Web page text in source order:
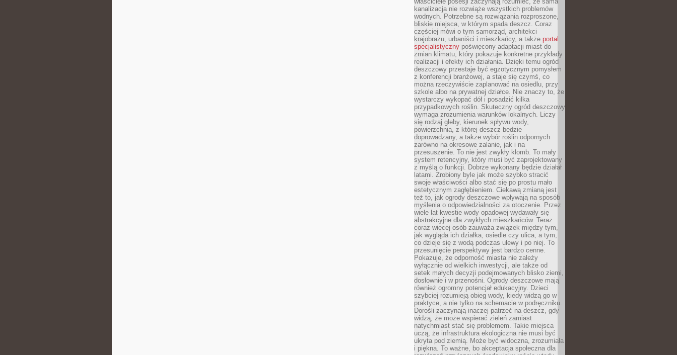
kanalizacja nie rozwiąże wszystkich problemów
wodnych. Potrzebne są rozwiązania rozproszone,
bliskie miejsca, w którym spada deszcz. Coraz
częściej mówi o tym samorząd, architekci
krajobrazu, urbaniści i mieszkańcy, a także portal
specjalistyczny poświęcony adaptacji miast do
zmian klimatu, który pokazuje konkretne przykłady
realizacji i efekty ich działania. Dzięki temu ogród
deszczowy przestaje być egzotycznym pomysłem
z konferencji branżowej, a staje się czymś, co
można rzeczywiście zaplanować na osiedlu, przy
szkole albo na prywatnej działce. Nie znaczy to, że
wystarczy wykopać dół i posadzić kilka
przypadkowych roślin. Skuteczny ogród deszczowy
wymaga zrozumienia warunków lokalnych. Liczy
się rodzaj gleby, kierunek spływu wody,
powierzchnia, z której deszcz będzie
doprowadzany, a także wybór roślin odpornych
zarówno na okresowe zalanie, jak i na
przesuszenie. To nie jest zwykły klomb. To mały
system retencyjny, który musi być zaprojektowany
z myślą o funkcji. Dobrze wykonany będzie działał
latami. Zrobiony byle jak może szybko stracić
swoje właściwości albo stać się po prostu mało
estetycznym zagłębieniem. Ciekawą zmianą jest
też to, jak ogrody deszczowe wpływają na sposób
myślenia o odpowiedzialności za otoczenie. Przez
wiele lat kwestie wody opadowej wydawały się
abstrakcyjne dla zwykłych mieszkańców. Teraz
coraz więcej osób zauważa związek między tym,
jak wygląda ich działka, osiedle czy ulica, a tym,
co dzieje się z wodą podczas ulewy i po niej. To
przesunięcie perspektywy jest bardzo cenne.
Pokazuje, że odporność miasta nie zależy
wyłącznie od wielkich inwestycji, ale także od
setek małych decyzji podejmowanych blisko ziemi,
dosłownie i w przenośni. Ogrody deszczowe mają
również ogromny potencjał edukacyjny. Dzieci
szybciej rozumieją obieg wody, kiedy widzą go w
praktyce, a nie tylko na schemacie w podręczniku.
Dorośli zaczynają inaczej patrzeć na deszcz, gdy
widzą, że może wspierać zieleń zamiast
natychmiast stać się problemem. Takie miejsca
uczą, że infrastruktura ekologiczna nie musi być
ukryta pod ziemią. Może być widoczna, zrozumiała
i piękna. To ważne, bo akceptacja społeczna dla